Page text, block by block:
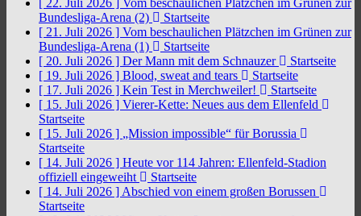
[ 22. Juli 2026 ] Vom beschaulichen Plätzchen im Grünen zur
Bundesliga-Arena (2)
Startseite
[ 21. Juli 2026 ] Vom beschaulichen Plätzchen im Grünen zur
Bundesliga-Arena (1)
Startseite
[ 20. Juli 2026 ] Der Mann mit dem Schnauzer
Startseite
[ 19. Juli 2026 ] Blood, sweat and tears
Startseite
[ 17. Juli 2026 ] Kein Test in Merchweiler!
Startseite
[ 15. Juli 2026 ] Vierer-Kette: Neues aus dem Ellenfeld
Startseite
[ 15. Juli 2026 ] „Mission impossible“ für Borussia
Startseite
[ 14. Juli 2026 ] Heute vor 114 Jahren: Ellenfeld-Stadion
offiziell eingeweiht
Startseite
[ 14. Juli 2026 ] Abschied von einem großen Borussen
Startseite